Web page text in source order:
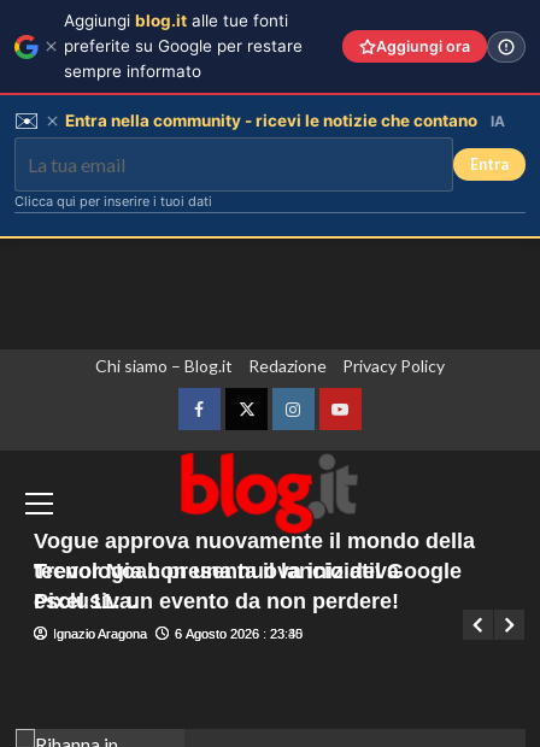
Chi siamo – Blog.it Redazione Privacy Policy
FacebookTwitterInstagramYouTube
Menu
principale
Crans Montana, l’Italia presenta ricorso
contro il rigetto della costituzione di
parte civile del governo
Giuseppe Recca 6 Agosto 2026 : 20:00
Trevor Noah presenta il lancio del Google
Pixel 11: un evento da non perdere!
Ignazio Aragona 6 Agosto 2026 : 23:40
Vogue approva nuovamente il mondo della
tecnologia con una nuova iniziativa
esclusiva.
Ignazio Aragona 6 Agosto 2026 : 23:35
Emma ed Elisa: avventure
emozionanti in motoslitta sul
secondo ghiacciaio più grande
4
Riccardo Guarnieri chiude con
Sabrina dopo il falò con Giovanni:
verità inaspettate svelate.
Chiara Ferragni: ultime immagini che
Aggiungi blog.it alle tue fonti
preferite su Google per restare
sempre informato
Aggiungi ora
✉️ Entra nella community - ricevi le notizie che contano IA
Entra
Clicca qui per inserire i tuoi dati